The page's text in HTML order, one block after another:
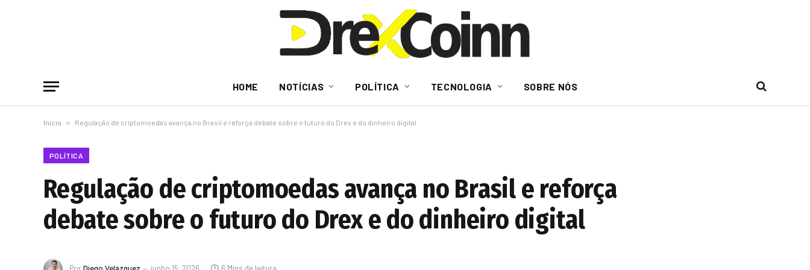
HOME NOTÍCIAS POLÍTICA TECNOLOGIA SOBRE NÓS
Início » Regulação de criptomoedas avança no Brasil e reforça debate sobre o futuro do Drex e do dinheiro digital
POLÍTICA
Regulação de criptomoedas avança no Brasil e reforça
debate sobre o futuro do Drex e do dinheiro digital
PorDiego Velázquez junho 15, 2026 6 Mins de leitura